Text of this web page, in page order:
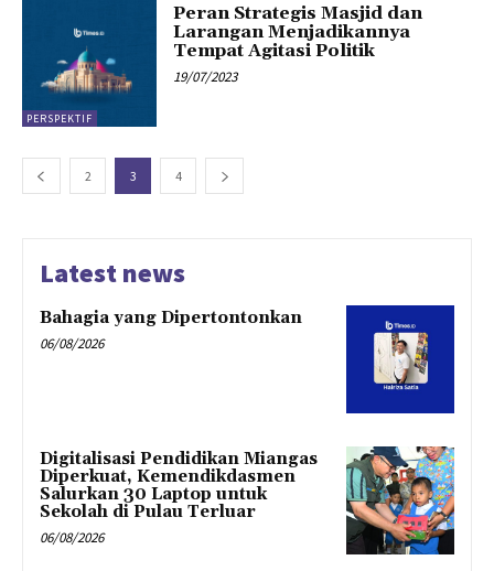
PERSPEKTIF
Peran Strategis Masjid dan
Larangan Menjadikannya
Tempat Agitasi Politik
19/07/2023
2 3 4
Latest news
Bahagia yang Dipertontonkan
06/08/2026
Digitalisasi Pendidikan Miangas
Diperkuat, Kemendikdasmen
Salurkan 30 Laptop untuk
Sekolah di Pulau Terluar
06/08/2026